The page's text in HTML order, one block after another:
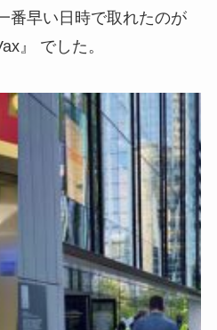
番早い日時で取れたのが
』 でした。